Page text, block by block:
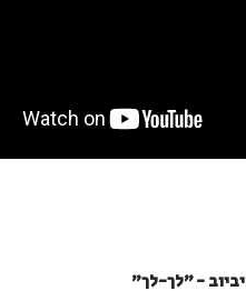
- "לך-לך"